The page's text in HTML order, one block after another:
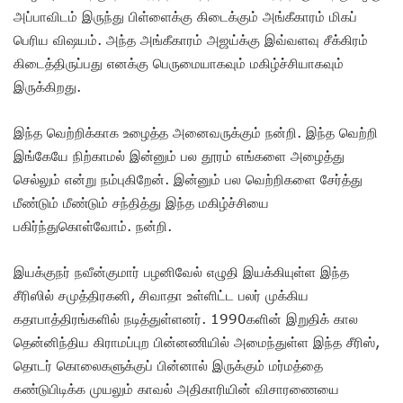
அப்பாவிடம் இருந்து பிள்ளைக்கு கிடைக்கும் அங்கீகாரம் மிகப்
பெரிய விஷயம். அந்த அங்கீகாரம் அஜய்க்கு இவ்வளவு சீக்கிரம்
கிடைத்திருப்பது எனக்கு பெருமையாகவும் மகிழ்ச்சியாகவும்
இருக்கிறது.
இந்த வெற்றிக்காக உழைத்த அனைவருக்கும் நன்றி. இந்த வெற்றி
இங்கேயே நிற்காமல் இன்னும் பல தூரம் எங்களை அழைத்து
செல்லும் என்று நம்புகிறேன். இன்னும் பல வெற்றிகளை சேர்த்து
மீண்டும் மீண்டும் சந்தித்து இந்த மகிழ்ச்சியை
பகிர்ந்துகொள்வோம். நன்றி.
இயக்குநர் நவீன்குமார் பழனிவேல் எழுதி இயக்கியுள்ள இந்த
சீரிஸில் சமுத்திரகனி, சிவாதா உள்ளிட்ட பலர் முக்கிய
கதாபாத்திரங்களில் நடித்துள்ளனர். 1990களின் இறுதிக் கால
தென்னிந்திய கிராமப்புற பின்னணியில் அமைந்துள்ள இந்த சீரிஸ்,
தொடர் கொலைகளுக்குப் பின்னால் இருக்கும் மர்மத்தை
கண்டுபிடிக்க முயலும் காவல் அதிகாரியின் விசாரணையை